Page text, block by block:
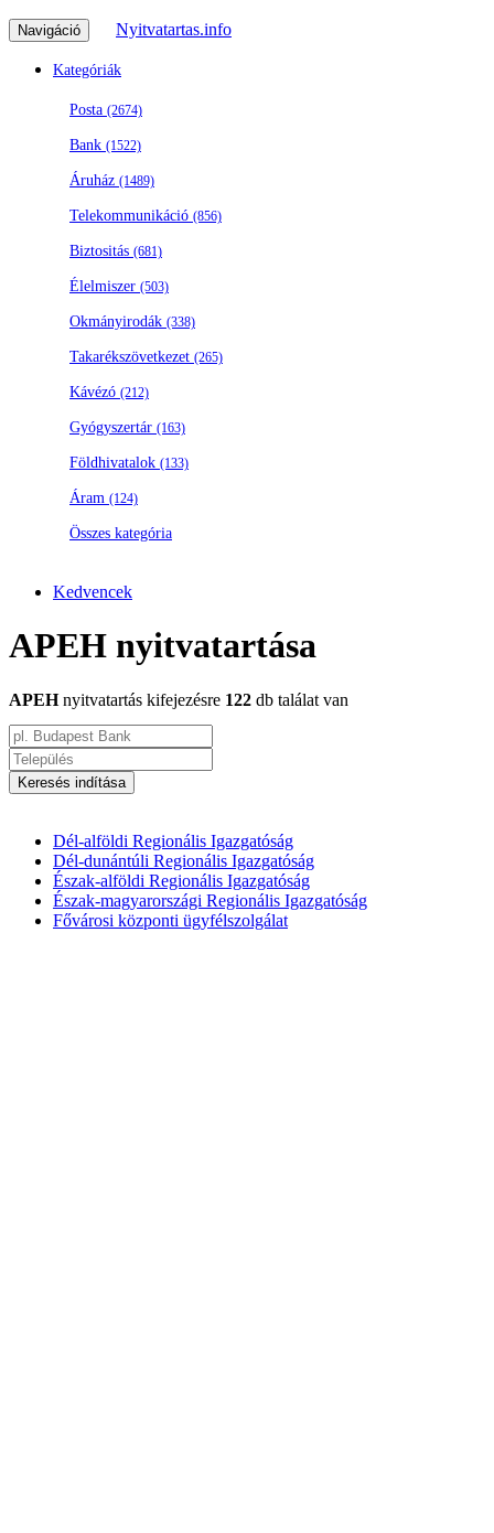
Navigáció Nyitvatartas.info
Kategóriák
Posta (2674)
Bank (1522)
Áruház (1489)
Telekommunikáció (856)
Biztositás (681)
Élelmiszer (503)
Okmányirodák (338)
Takarékszövetkezet (265)
Kávézó (212)
Gyógyszertár (163)
Földhivatalok (133)
Áram (124)
Összes kategória
Kedvencek
APEH nyitvatartása
APEHnyitvatartás kifejezésre 122 db találat van
Keresés indítása
Dél-alföldi Regionális Igazgatóság
Dél-dunántúli Regionális Igazgatóság
Észak-alföldi Regionális Igazgatóság
Észak-magyarországi Regionális Igazgatóság
Fővárosi központi ügyfélszolgálat